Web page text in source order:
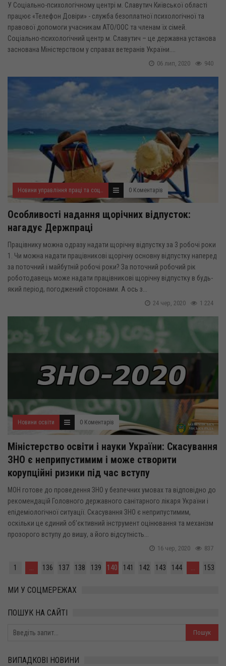
У Соціально-психологічному центрі м. Славутич Київської області
працює «Телефон Довіри» - служба безоплатної психологічної та
правової допомоги учасникам АТО/ООС та членам їх сімей.
Соціально-психологічний центр м. Славутич – це державна установа
заснована Міністерством у справах ветеранів України....
940
06 лип, 2020
Новини управління праці та соціального захисту населення 0 Коментарів
Особливості надання щорічних відпусток:
нагадує Держпраці
Працівнику можна одразу надати щорічну відпустку за 3 робочі роки
1. Чи можна надати працівникові щорічну основну відпустку наперед
за поточний і майбутній робочі роки? За поточний робочий рік
роботодавець може надати працівникові щорічну відпустку в будь-
який період, погоджений сторонами. А ось з...
1 224
24 чер, 2020
Новини освіти 0 Коментарів
Міністерство освіти і науки України: Скасування
ЗНО є неприпустимим і може створити
корупційні ризики під час вступу
МОН готове до проведення ЗНО у безпечних умовах та відповідно до
рекомендацій Головного державного санітарного лікаря України і
епідеміологічної ситуації. Скасування ЗНО є неприпустимим,
оскільки це єдиний об’єктивний інструмент оцінювання та механізм
прозорого вступу до вишу, а його відсутність...
837
16 чер, 2020
1 ... 136 137 138 139 140 141 142 143 144 ... 153
МИ У СОЦМЕРЕЖАХ
ПОШУК НА САЙТІ
ВИПАДКОВІ НОВИНИ